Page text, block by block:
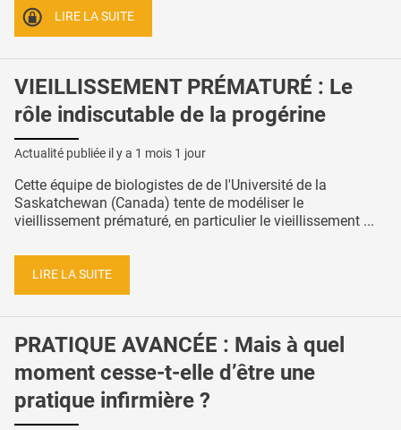
LIRE LA SUITE
VIEILLISSEMENT PRÉMATURÉ : Le
rôle indiscutable de la progérine
Actualité publiée il y a 1 mois 1 jour
Cette équipe de biologistes de de l'Université de la
Saskatchewan (Canada) tente de modéliser le
vieillissement prématuré, en particulier le vieillissement ...
LIRE LA SUITE
PRATIQUE AVANCÉE : Mais à quel
moment cesse-t-elle d’être une
pratique infirmière ?